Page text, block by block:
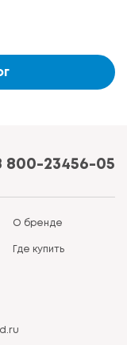
800-23456-05
О бренде
Где купить